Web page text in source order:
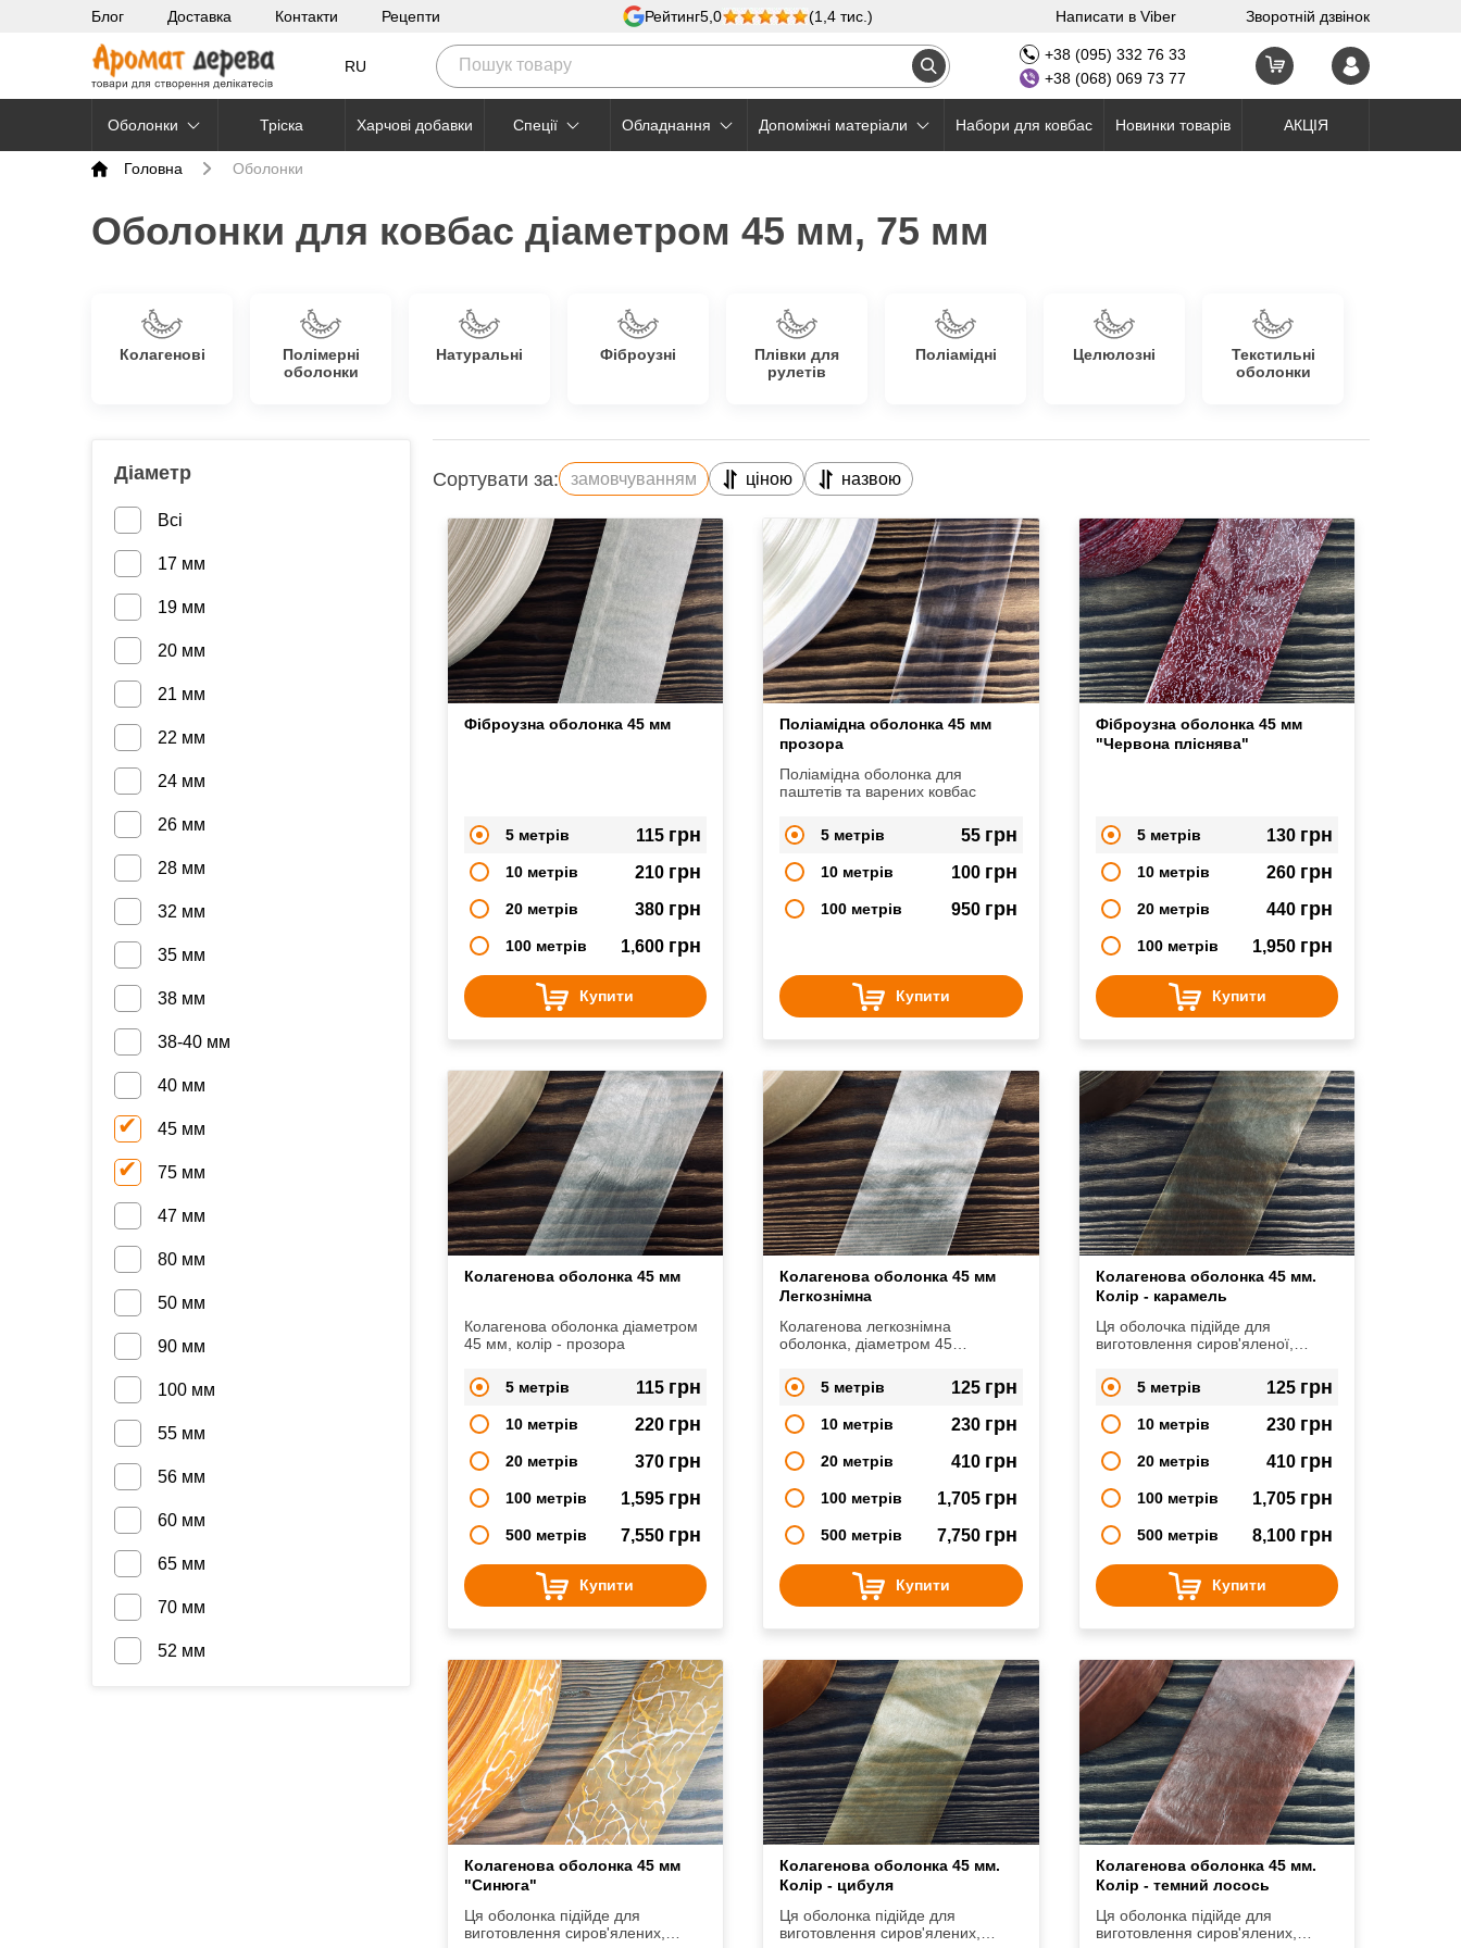
Блог Доставка Контакти Рецепти Рейтинг5,0 (1,4 тис.) Написати в Viber Зворотній дзвінок
RU
+38 (095) 332 76 33
+38 (068) 069 73 77
Оболонки Тріска Харчові добавки Cпеції Обладнання Допоміжні матеріали Набори для ковбас Новинки товарів АКЦІЯ
Головна Оболонки
Оболонки для ковбас діаметром 45 мм, 75 мм
Колагенові
Полімерні
оболонки
Натуральні Фіброузні
Плівки для
рулетів
Поліамідні Целюлозні
Текстильні
оболонки
Діаметр
Всі
17 мм
19 мм
20 мм
21 мм
22 мм
24 мм
26 мм
28 мм
32 мм
35 мм
38 мм
38-40 мм
40 мм
45 мм
75 мм
47 мм
80 мм
50 мм
90 мм
100 мм
55 мм
56 мм
60 мм
65 мм
70 мм
52 мм
Сортувати за: замовчуванням ціною назвою
Фіброузна оболонка 45 мм
5 метрів 115 грн
10 метрів 210 грн
20 метрів 380 грн
100 метрів 1,600 грн
Купити
Поліамідна оболонка 45 мм
прозора
Поліамідна оболонка для
паштетів та варених ковбас
5 метрів 55 грн
10 метрів 100 грн
100 метрів 950 грн
Купити
Фіброузна оболонка 45 мм
"Червона пліснява"
5 метрів 130 грн
10 метрів 260 грн
20 метрів 440 грн
100 метрів 1,950 грн
Купити
Колагенова оболонка 45 мм
Колагенова оболонка діаметром
5 метрів 115 грн
10 метрів 220 грн
20 метрів 370 грн
100 метрів 1,595 грн
500 метрів 7,550 грн
Купити
Колагенова оболонка 45 мм
Легкознімна
Колагенова легкознімна
оболонка, діаметром 45
5 метрів
125 грн
10 метрів 230 грн
20 метрів 410 грн
100 метрів 1,705 грн
500 метрів 7,750 грн
Купити
Колагенова оболонка 45 мм.
Колір - карамель
Ця оболочка підійде для
виготовлення сиров'яленої,
ковбаси5 метрів 125 грн
10 метрів 230 грн
20 метрів 410 грн
100 метрів 1,705 грн
500 метрів 8,100 грн
Купити
Колагенова оболонка 45 мм
"Синюга"
Ця оболонка підійде для
виготовлення сиров'ялених,
Колагенова оболонка 45 мм.
Колір - цибуля
Ця оболонка підійде для
виготовлення сиров'ялених,
Колагенова оболонка 45 мм.
Колір - темний лосось
Ця оболонка підійде для
виготовлення сиров'ялених,